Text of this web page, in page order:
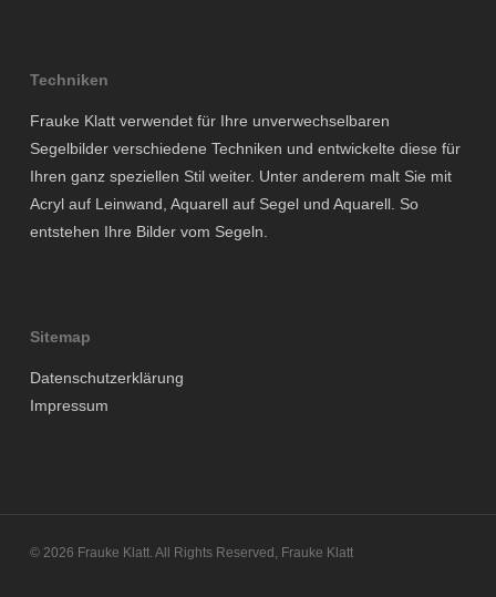
Techniken
Frauke Klatt verwendet für Ihre unverwechselbaren
Segelbilder verschiedene Techniken und entwickelte diese für
Ihren ganz speziellen Stil weiter. Unter anderem malt Sie mit
Acryl auf Leinwand, Aquarell auf Segel und Aquarell. So
entstehen Ihre Bilder vom Segeln.
Sitemap
Datenschutzerklärung
Impressum
© 2026 Frauke Klatt. All Rights Reserved, Frauke Klatt